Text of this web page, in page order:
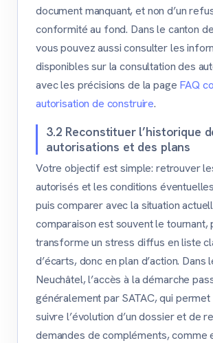
document manquant, et non d’un
conformité au fond. Dans le canton
vous pouvez aussi consulter les
disponibles sur la consultation des
avec les précisions de la page FAQ
autorisation de construire.
3.2 Reconstituer l’historique
autorisations et des plans
Votre objectif est simple: retrouver
autorisés et les conditions
puis comparer avec la situation
comparaison est souvent le tournant,
transforme un stress diffus en liste
d’écarts, donc en plan d’action. Dans
Neuchâtel, l’accès à la démarche
généralement par SATAC, qui permet
suivre l’évolution d’un dossier et de
demandes de compléments, comme